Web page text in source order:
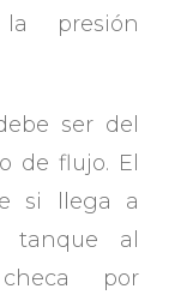
presión
ser del
de flujo. El
si llega a
tanque al
por